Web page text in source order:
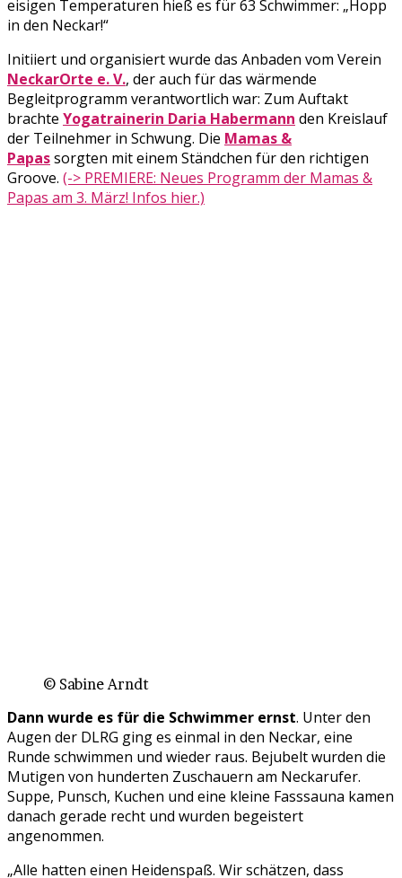
eisigen Temperaturen hieß es für 63 Schwimmer: „Hopp
in den Neckar!“
Initiiert und organisiert wurde das Anbaden vom Verein
NeckarOrte e. V., der auch für das wärmende
Begleitprogramm verantwortlich war: Zum Auftakt
brachte Yogatrainerin Daria Habermann den Kreislauf
der Teilnehmer in Schwung. Die Mamas &
Papassorgten mit einem Ständchen für den richtigen
Groove. (-> PREMIERE: Neues Programm der Mamas &
Papas am 3. März! Infos hier.)
© Sabine Arndt
Dann wurde es für die Schwimmer ernst. Unter den
Augen der DLRG ging es einmal in den Neckar, eine
Runde schwimmen und wieder raus. Bejubelt wurden die
Mutigen von hunderten Zuschauern am Neckarufer.
Suppe, Punsch, Kuchen und eine kleine Fasssauna kamen
danach gerade recht und wurden begeistert
angenommen.
„Alle hatten einen Heidenspaß. Wir schätzen, dass